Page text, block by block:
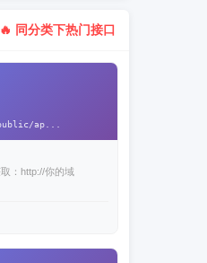
🔥 同分类下热门接口
ap...
：http://你的域